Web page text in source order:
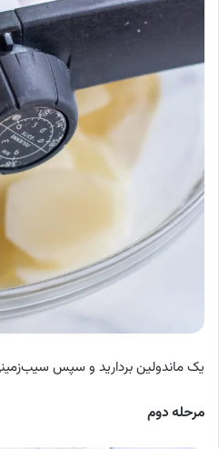
یک ماندولین بردارید و سپس
مرحله دوم